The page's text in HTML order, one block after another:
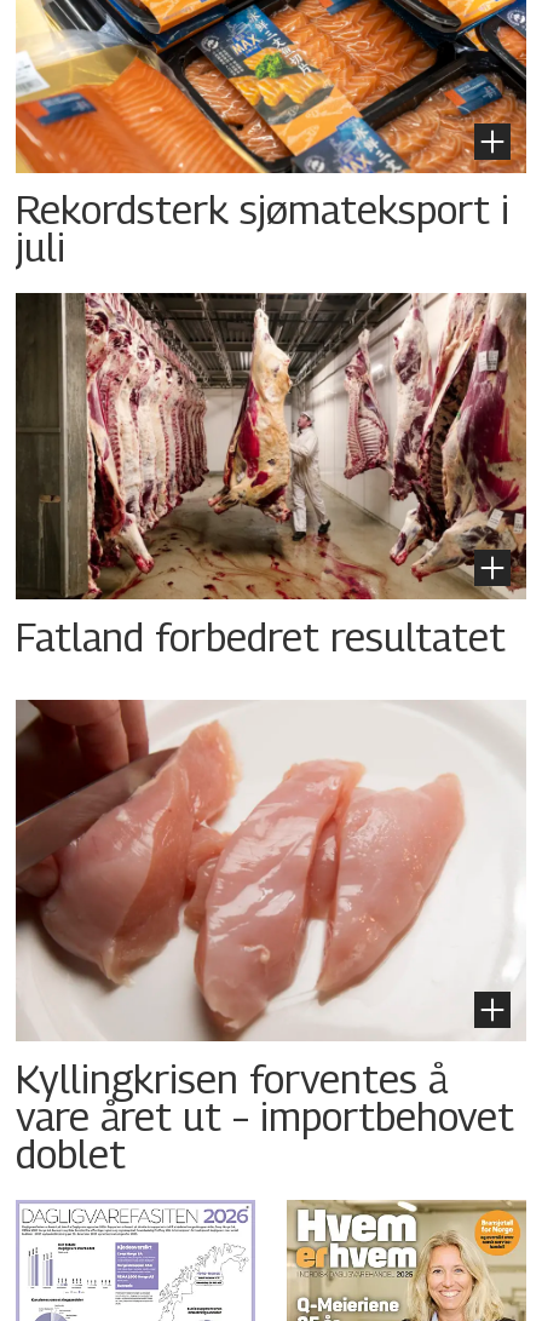
Rekordsterk sjømateksport i
juli
Fatland forbedret resultatet
Kyllingkrisen forventes å
vare året ut – importbehovet
doblet